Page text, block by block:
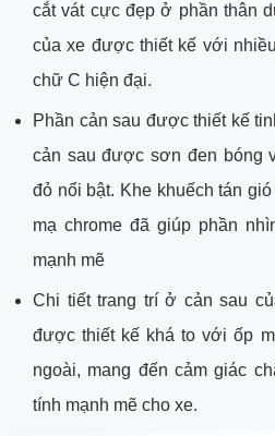
cắt vát cực đẹp ở phần thân
của xe được thiết kế với
chữ C hiện đại.
Phần cản sau được thiết kế
cản sau được sơn đen bóng
đỏ nổi bật. Khe khuếch tán
mạ chrome đã giúp phần
mạnh mẽ
Chi tiết trang trí ở cản sau
được thiết kế khá to với ốp
ngoài, mang đến cảm giác
tính mạnh mẽ cho xe.